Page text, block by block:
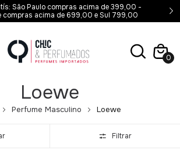
São Paulo compras acima de 399,00 -
compras acima de 699,00 e Sul 799,00
0
Loewe
Perfume Masculino Loewe
Filtrar